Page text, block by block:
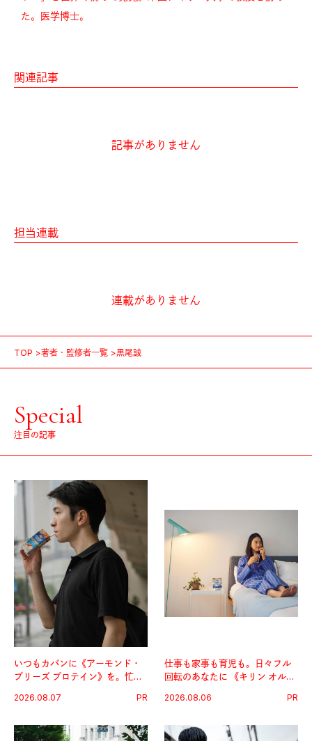
た。医学博士。
関連記事
記事がありません
担当連載
連載がありません
TOP 著者・監修者一覧 黒尾誠
Special
注目の記事
いつもカバンに《アーモンド・
ブリーズ プロテイン》を。忙し
グ習慣。
2026.08.07 PR
仕事も家事も育児も。日々フル
回転のあなたに 《キリン オルニ
2026.08.06 PR